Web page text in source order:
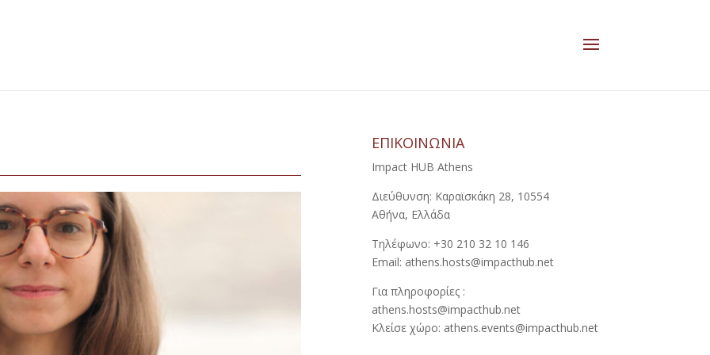
ΕΠΙΚΟΙΝΩΝΙΑ
Impact HUB Athens
Διεύθυνση: Καραϊσκάκη 28, 10554
Αθήνα, Ελλάδα
Τηλέφωνο: +30 210 32 10 146
Email: athens.hosts@impacthub.net
Για πληροφορίες :
athens.hosts@impacthub.net
Κλείσε χώρο: athens.events@impacthub.net